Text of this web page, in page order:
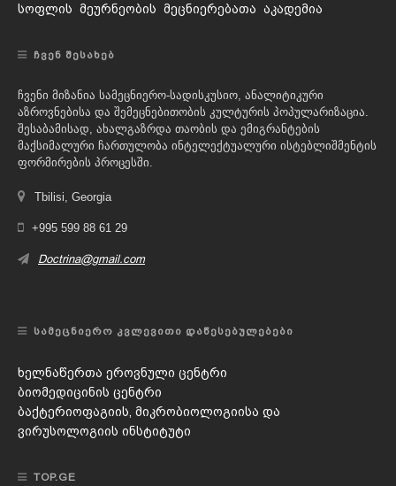
სოფლის მეურნეობის მეცნიერებათა აკადემია
ᲩᲕᲔᲜ ᲨᲔᲡᲐᲮᲔᲑ
ჩვენი მიზანია სამეცნიერო-სადისკუსიო, ანალიტიკური
აზროვნებისა და შემეცნებითობის კულტურის პოპულარიზაცია.
შესაბამისად, ახალგაზრდა თაობის და ემიგრანტების
მაქსიმალური ჩართულობა ინტელექტუალური ისტებლიშმენტის
ფორმირების პროცესში.
Tbilisi, Georgia
+995 599 88 61 29
Doctrina@gmail.com
ᲡᲐᲛᲔᲪᲜᲘᲔᲠᲝ ᲙᲕᲚᲔᲕᲘᲗᲘ ᲓᲐᲬᲔᲡᲔᲑᲣᲚᲔᲑᲔᲑᲘ
ხელნაწერთა ეროვნული ცენტრი
ბიომედიცინის ცენტრი
ბაქტერიოფაგიის, მიკრობიოლოგიისა და
ვირუსოლოგიის ინსტიტუტი
TOP.GE